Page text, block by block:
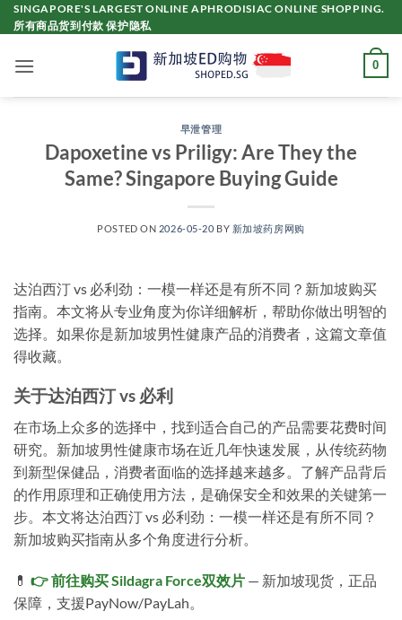
Skip
to
SINGAPORE'S LARGEST ONLINE APHRODISIAC ONLINE SHOPPING.
所有商品货到付款 保护隐私
0
早泄管理
Dapoxetine vs Priligy: Are They the
Same? Singapore Buying Guide
POSTED ON 2026-05-20 BY 新加坡药房网购
达泊西汀 vs 必利劲：一模一样还是有所不同？新加坡购买
指南。本文将从专业角度为你详细解析，帮助你做出明智的
选择。如果你是新加坡男性健康产品的消费者，这篇文章值
得收藏。
关于达泊西汀 vs 必利
在市场上众多的选择中，找到适合自己的产品需要花费时间
研究。新加坡男性健康市场在近几年快速发展，从传统药物
到新型保健品，消费者面临的选择越来越多。了解产品背后
的作用原理和正确使用方法，是确保安全和效果的关键第一
步。本文将达泊西汀 vs 必利劲：一模一样还是有所不同？
新加坡购买指南从多个角度进行分析。
💊 👉 前往购买 Sildagra Force双效片 — 新加坡现货，正品
保障，支援PayNow/PayLah。